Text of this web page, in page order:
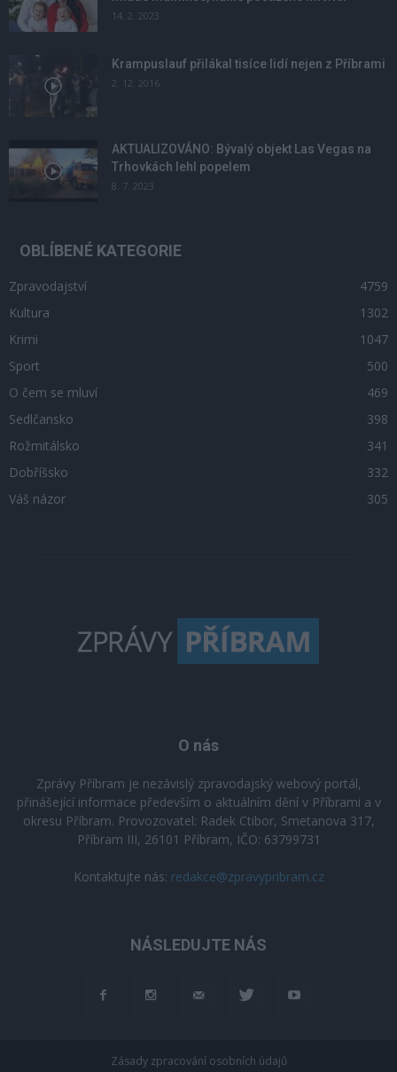
14. 2. 2023
Krampuslauf přilákal tisíce lidí nejen z Příbrami
2. 12. 2016
AKTUALIZOVÁNO: Bývalý objekt Las Vegas na
Trhovkách lehl popelem
8. 7. 2023
OBLÍBENÉ KATEGORIE
Zpravodajství
4759
Kultura
1302
Krimi
1047
Sport
500
O čem se mluví
469
Sedlčansko
398
Rožmitálsko
341
Dobříšsko
332
Váš názor
305
O nás
Zprávy Příbram je nezávislý zpravodajský webový portál,
přinášející informace především o aktuálním dění v Příbrami a v
okresu Příbram. Provozovatel: Radek Ctibor, Smetanova 317,
Příbram III, 26101 Příbram, IČO: 63799731
Kontaktujte nás: redakce@zpravypribram.cz
NÁSLEDUJTE NÁS
Zásady zpracování osobních údajů